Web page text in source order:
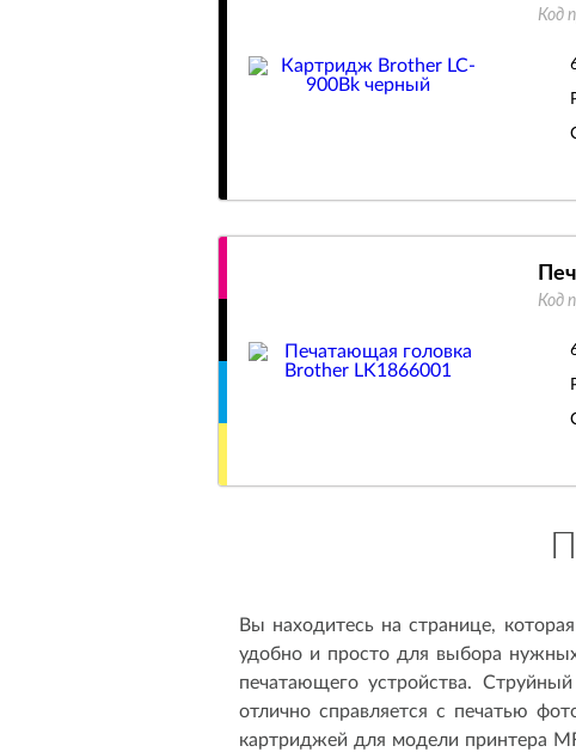
Код
Код
Вы находитесь на странице,
удобно и просто для выбора
печатающего устройства.
отлично справляется с печатью
картриджей для модели принтера